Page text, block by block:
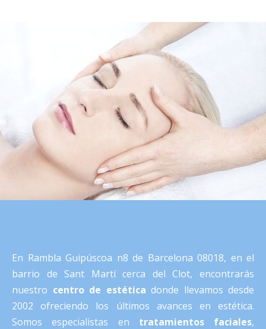
En Rambla Guipúscoa n8 de Barcelona 08018, en el
barrio de Sant Martí cerca del Clot, encontrarás
nuestro centro de estética donde llevamos desde
2002 ofreciendo los últimos avances en estética.
Somos especialistas en tratamientos faciales,